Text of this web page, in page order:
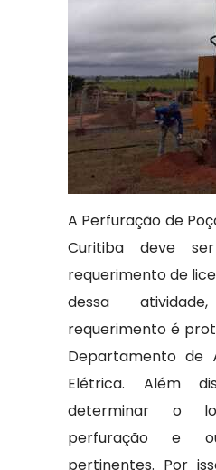
A Perfuração de
Curitiba deve
requerimento de
dessa
requerimento é
Departamento de
Elétrica. Além
determinar o
perfuração e
pertinentes. Por